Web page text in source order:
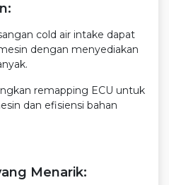
cold air intake dapat
dengan menyediakan
remapping ECU untuk
dan efisiensi bahan
Menarik: